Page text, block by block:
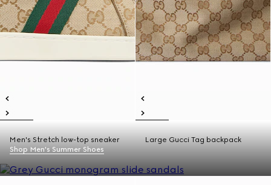
Men's Stretch low-top sneaker
Large Gucci Tag backpack
Shop Men's Summer Shoes